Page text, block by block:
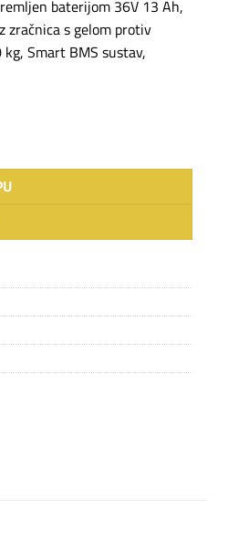
baterijom 36V 13 Ah,
zračnica s gelom protiv
Smart BMS sustav,